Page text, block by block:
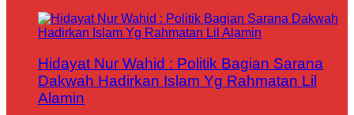
Hidayat Nur Wahid : Politik Bagian Sarana
Dakwah Hadirkan Islam Yg Rahmatan Lil
Alamin